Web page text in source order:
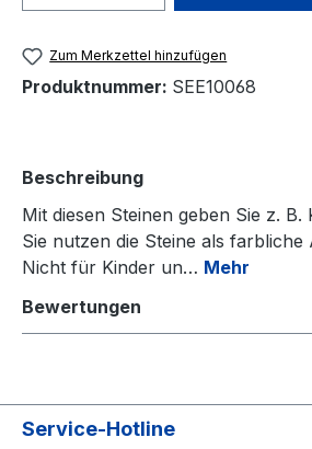
Zum Merkzettel hinzufügen
Produktnummer: SEE10068
Beschreibung
Mit diesen Steinen geben Sie z.
Sie nutzen die Steine als
Nicht für Kinder un… Mehr
Bewertungen
Service-Hotline